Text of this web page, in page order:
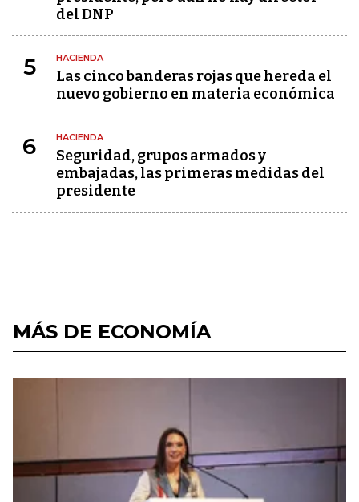
del DNP
5 HACIENDA
Las cinco banderas rojas que hereda el
nuevo gobierno en materia económica
6 HACIENDA
Seguridad, grupos armados y
embajadas, las primeras medidas del
presidente
MÁS DE ECONOMÍA